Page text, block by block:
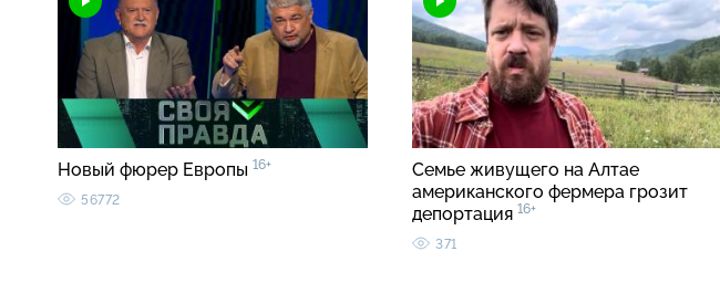
Новый фюрер Европы 16+
56772
Семье живущего на Алтае
американского фермера грозит
депортация 16+
371